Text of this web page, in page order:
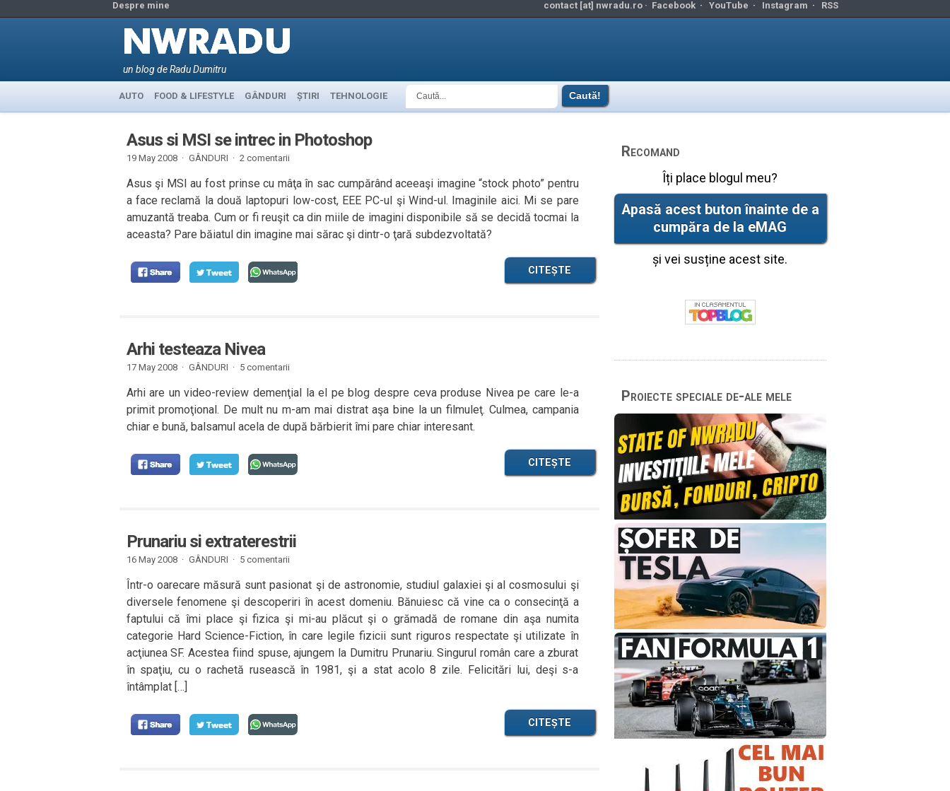
Despre mine contact [at] nwradu.ro · Facebook· YouTube · Instagram · RSS
un blog de Radu Dumitru
AUTO FOOD & LIFESTYLE GÂNDURI ȘTIRI TEHNOLOGIE
Asus si MSI se intrec in Photoshop
19 May 2008 · GÂNDURI · 2 comentarii
Asus şi MSI au fost prinse cu mâţa în sac cumpărând aceeaşi imagine “stock photo” pentru
a face reclamă la două laptopuri low-cost, EEE PC-ul şi Wind-ul. Imaginile aici. Mi se pare
amuzantă treaba. Cum or fi reuşit ca din miile de imagini disponibile să se decidă tocmai la
aceasta? Pare băiatul din imagine mai sărac şi dintr-o ţară subdezvoltată?
CITEȘTE
Arhi testeaza Nivea
17 May 2008 · GÂNDURI · 5 comentarii
Arhi are un video-review demenţial la el pe blog despre ceva produse Nivea pe care le-a
primit promoţional. De mult nu m-am mai distrat aşa bine la un filmuleţ. Culmea, campania
chiar e bună, balsamul acela de după bărbierit îmi pare chiar interesant.
CITEȘTE
Prunariu si extraterestrii
16 May 2008 · GÂNDURI · 5 comentarii
Într-o oarecare măsură sunt pasionat şi de astronomie, studiul galaxiei şi al cosmosului şi
diversele fenomene şi descoperiri în acest domeniu. Bănuiesc că vine ca o consecinţă a
faptului că îmi place şi fizica şi mi-au plăcut şi o grămadă de romane din aşa numita
categorie Hard Science-Fiction, în care legile fizicii sunt riguros respectate şi utilizate în
acţiunea SF. Acestea fiind spuse, ajungem la Dumitru Prunariu. Singurul român care a zburat
în spaţiu, cu o rachetă rusească în 1981, şi a stat acolo 8 zile. Felicitări lui, deşi s-a
întâmplat […]
CITEȘTE
Recomand
Îți place blogul meu?
Apasă acest buton înainte de a
cumpăra de la eMAG
și vei susține acest site.
Proiecte speciale de-ale mele